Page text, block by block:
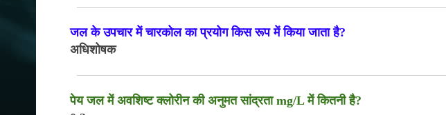
जल के उपचार में चारकोल का प्रयोग किस रूप में किया जाता है?
अधिशोषक
पेय जल में अवशिष्ट क्लोरीन की अनुमत सांद्रता mg/L में कितनी है?